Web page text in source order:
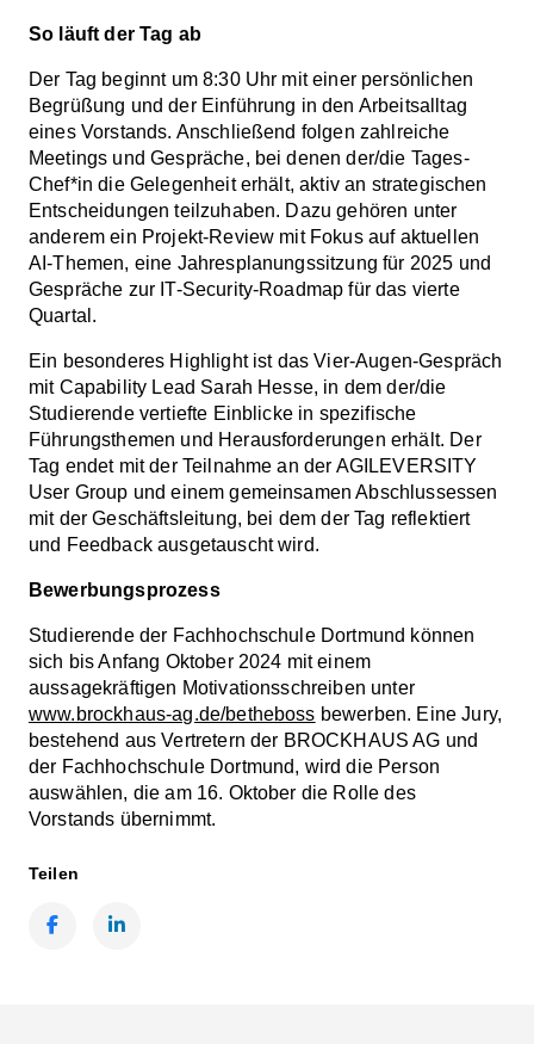
So läuft der Tag ab
Der Tag beginnt um 8:30 Uhr mit einer persönlichen
Begrüßung und der Einführung in den Arbeitsalltag
eines Vorstands. Anschließend folgen zahlreiche
Meetings und Gespräche, bei denen der/die Tages-
Chef*in die Gelegenheit erhält, aktiv an strategischen
Entscheidungen teilzuhaben. Dazu gehören unter
anderem ein Projekt-Review mit Fokus auf aktuellen
AI-Themen, eine Jahresplanungssitzung für 2025 und
Gespräche zur IT-Security-Roadmap für das vierte
Quartal.
Ein besonderes Highlight ist das Vier-Augen-Gespräch
mit Capability Lead Sarah Hesse, in dem der/die
Studierende vertiefte Einblicke in spezifische
Führungsthemen und Herausforderungen erhält. Der
Tag endet mit der Teilnahme an der AGILEVERSITY
User Group und einem gemeinsamen Abschlussessen
mit der Geschäftsleitung, bei dem der Tag reflektiert
und Feedback ausgetauscht wird.
Bewerbungsprozess
Studierende der Fachhochschule Dortmund können
sich bis Anfang Oktober 2024 mit einem
aussagekräftigen Motivationsschreiben unter
www.brockhaus-ag.de/betheboss bewerben. Eine Jury,
bestehend aus Vertretern der BROCKHAUS AG und
der Fachhochschule Dortmund, wird die Person
auswählen, die am 16. Oktober die Rolle des
Vorstands übernimmt.
Teilen